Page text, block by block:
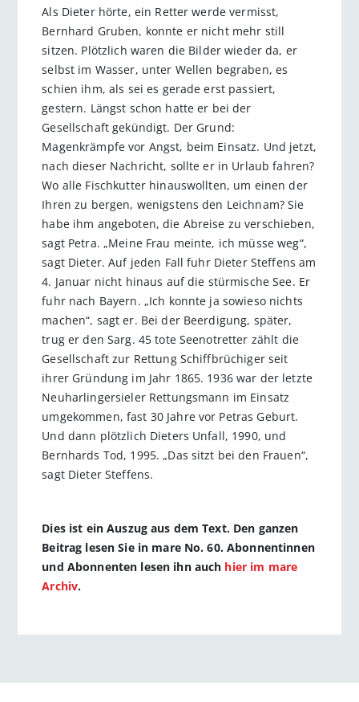
Als Dieter hörte, ein Retter werde vermisst,
Bernhard Gruben, konnte er nicht mehr still
sitzen. Plötzlich waren die Bilder wieder da, er
selbst im Wasser, unter Wellen begraben, es
schien ihm, als sei es gerade erst passiert,
gestern. Längst schon hatte er bei der
Gesellschaft gekündigt. Der Grund:
Magenkrämpfe vor Angst, beim Einsatz. Und jetzt,
nach dieser Nachricht, sollte er in Urlaub fahren?
Wo alle Fischkutter hinauswollten, um einen der
Ihren zu bergen, wenigstens den Leichnam? Sie
habe ihm angeboten, die Abreise zu verschieben,
sagt Petra. „Meine Frau meinte, ich müsse weg“,
sagt Dieter. Auf jeden Fall fuhr Dieter Steffens am
4. Januar nicht hinaus auf die stürmische See. Er
fuhr nach Bayern. „Ich konnte ja sowieso nichts
machen“, sagt er. Bei der Beerdigung, später,
trug er den Sarg. 45 tote Seenotretter zählt die
Gesellschaft zur Rettung Schiffbrüchiger seit
ihrer Gründung im Jahr 1865. 1936 war der letzte
Neuharlingersieler Rettungsmann im Einsatz
umgekommen, fast 30 Jahre vor Petras Geburt.
Und dann plötzlich Dieters Unfall, 1990, und
Bernhards Tod, 1995. „Das sitzt bei den Frauen“,
sagt Dieter Steffens.
Dies ist ein Auszug aus dem Text. Den ganzen
Beitrag lesen Sie in mare No. 60. Abonnentinnen
und Abonnenten lesen ihn auch hier im mare
Archiv.